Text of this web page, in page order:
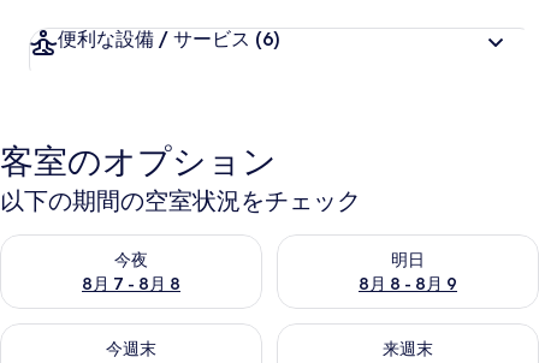
便利な設備 / サービス (6)
客室のオプション
以下の期間の空室状況をチェック
今夜
8月 7 - 8月 8
今夜 8月 7 - 8月 8 の空室状況をチェック
明日
8月 8 - 8月 9
明日 8月 8 - 8月 9 の空室状況
今週末
今週末 8月 7 - 8月 9 の空室状況をチェック
来週末
来週末 8月 14 - 8月 16 の空室